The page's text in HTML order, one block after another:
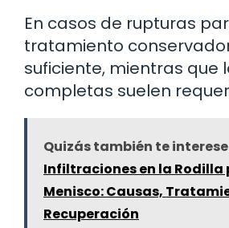
En casos de rupturas
tratamiento
suficiente, mientras que
completas suelen
Quizás también te
Infiltraciones en la Rodilla
Menisco: Causas,
Recuperación